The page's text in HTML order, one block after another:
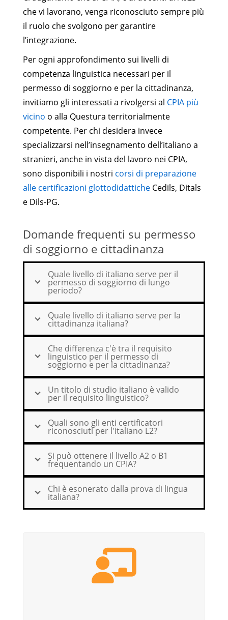
che vi lavorano, venga riconosciuto sempre più
il ruolo che svolgono per garantire
l’integrazione.
Per ogni approfondimento sui livelli di
competenza linguistica necessari per il
permesso di soggiorno e per la cittadinanza,
invitiamo gli interessati a rivolgersi al CPIA più
vicino o alla Questura territorialmente
competente. Per chi desidera invece
specializzarsi nell’insegnamento dell’italiano a
stranieri, anche in vista del lavoro nei CPIA,
sono disponibili i nostri corsi di preparazione
alle certificazioni glottodidattiche Cedils, Ditals
e Dils-PG.
Domande frequenti su permesso
di soggiorno e cittadinanza
Quale livello di italiano serve per il
permesso di soggiorno di lungo
periodo?
Quale livello di italiano serve per la
cittadinanza italiana?
Che differenza c'è tra il requisito
linguistico per il permesso di
soggiorno e per la cittadinanza?
Un titolo di studio italiano è valido
per il requisito linguistico?
Quali sono gli enti certificatori
riconosciuti per l'italiano L2?
Si può ottenere il livello A2 o B1
frequentando un CPIA?
Chi è esonerato dalla prova di lingua
italiana?